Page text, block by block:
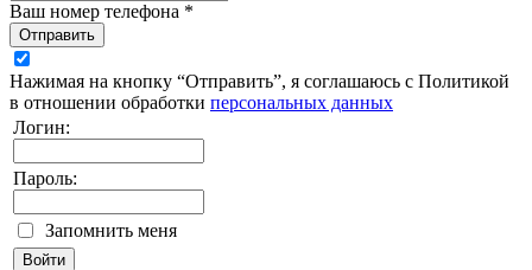
Ваш номер телефона *
Отправить
Нажимая на кнопку “Отправить”, я соглашаюсь с Политикой
в отношении обработки персональных данных
Логин:
Пароль:
Запомнить меня